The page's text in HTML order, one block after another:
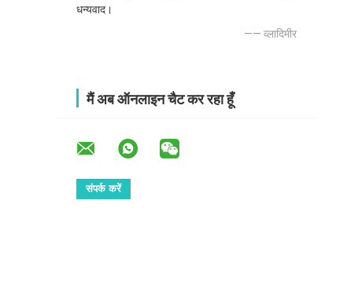
धन्यवाद।
—— व्लादिमीर
मैं अब ऑनलाइन चैट कर रहा हूँ